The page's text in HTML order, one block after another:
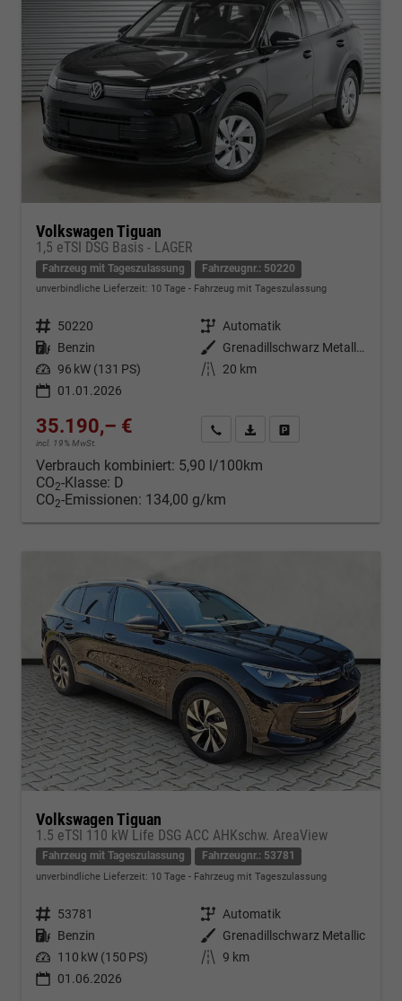
Volkswagen Tiguan
1,5 eTSI DSG Basis - LAGER
Fahrzeug mit Tageszulassung Fahrzeugnr.: 50220
unverbindliche Lieferzeit: 10 Tage Fahrzeug mit Tageszulassung
Fahrzeugnr. 50220 Getriebe Automatik
Kraftstoff Benzin Außenfarbe
Grenadillschwarz Metallic (0E)
Leistung 96 kW (131 PS) Kilometerstand
20 km
01.01.2026
35.190,– €
incl. 19% MwSt.
Kontakt & Angebot anfordern
PDF-Datei, Fahrzeugexposé
Verbrauch kombiniert: 5,90 l/100km
CO2-Klasse: D
CO2-Emissionen: 134,00 g/km
Volkswagen Tiguan
1.5 eTSI 110 kW Life DSG ACC AHKschw. AreaView
Fahrzeug mit Tageszulassung Fahrzeugnr.: 53781
unverbindliche Lieferzeit: 10 Tage Fahrzeug mit Tageszulassung
Fahrzeugnr. 53781 Getriebe Automatik
Kraftstoff Benzin Außenfarbe Grenadillschwarz Metallic
Leistung 110 kW (150 PS) Kilometerstand 9 km
01.06.2026